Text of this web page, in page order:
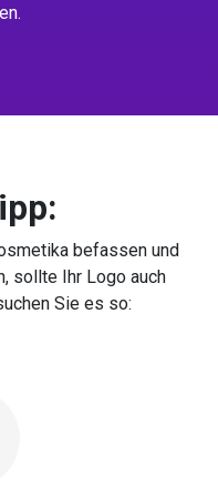
befassen und
sollte Ihr Logo auch
Sie es so: